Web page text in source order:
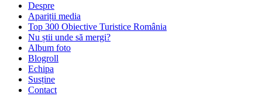
Acasă
Despre
Apariții media
Top 300 Obiective Turistice România
Nu știi unde să mergi?
Album foto
Blogroll
Echipa
Susține